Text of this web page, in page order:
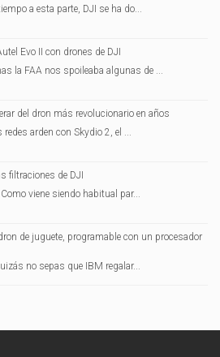
a esta parte, DJI se ha do...
Evo II con drones de DJI
la FAA nos spoileaba algunas de ...
del dron más revolucionario en años
arden con Skydio 2, el ...
filtraciones de DJI
viene siendo habitual par...
de juguete, programable con un procesador
no sepas que IBM regalar...